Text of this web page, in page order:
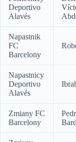
Deportivo
Alavés
Napastnik
FC
Barcelony
Napastnicy
Deportivo
Alavés
Zmiany FC
Barcelony